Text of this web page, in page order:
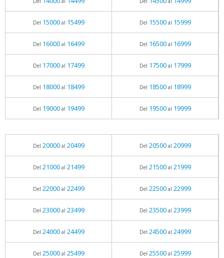
Del 15000al 15499 Del 15500al 15999
Del 16000al 16499 Del 16500al 16999
Del 17000al 17499 Del 17500al 17999
Del 18000al 18499 Del 18500al 18999
Del 19000al 19499 Del 19500al 19999
Del 20000al 20499 Del 20500al 20999
Del 21000al 21499 Del 21500al 21999
Del 22000al 22499 Del 22500al 22999
Del 23000al 23499 Del 23500al 23999
Del 24000al 24499 Del 24500al 24999
Del 25000al 25499 Del 25500al 25999